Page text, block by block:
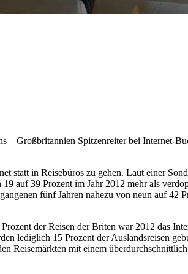
Großbritannien Spitzenreiter bei Internet-
statt in Reisebüros zu gehen. Laut einer
auf 39 Prozent im Jahr 2012 mehr als
fünf Jahren nahezu von neun auf 42
der Reisen der Briten war 2012 das
lediglich 15 Prozent der Auslandsreisen
Reisemärkten mit einem